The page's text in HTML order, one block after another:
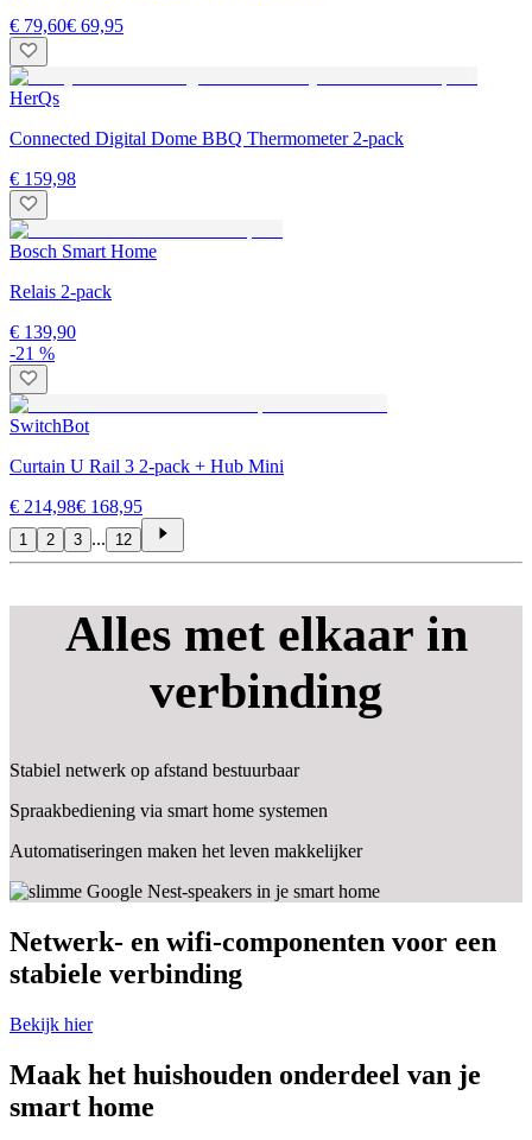
€ 79,60€ 69,95
HerQs
Connected Digital Dome BBQ Thermometer 2-pack
€ 159,98
Bosch Smart Home
Relais 2-pack
€ 139,90
-21 %
SwitchBot
Curtain U Rail 3 2-pack + Hub Mini
€ 214,98€ 168,95
1 2 3 ... 12
Alles met elkaar in
verbinding
Stabiel netwerk op afstand bestuurbaar
Spraakbediening via smart home systemen
Automatiseringen maken het leven makkelijker
Netwerk- en wifi-componenten voor een
stabiele verbinding
Bekijk hier
Maak het huishouden onderdeel van je
smart home